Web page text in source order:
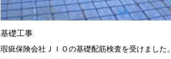
基礎工事
瑕疵保険会社ＪＩＯの基礎配筋検査を受けました。